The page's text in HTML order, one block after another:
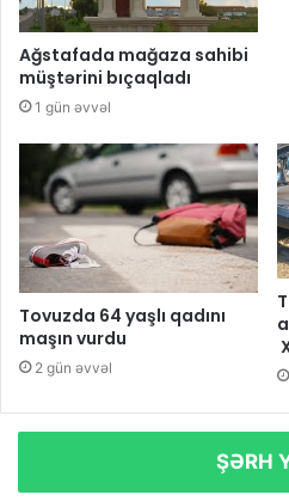
Ağstafada mağaza sahibi
müştərini bıçaqladı
1 gün əvvəl
Tovuzda 64 yaşlı qadını
maşın vurdu
2 gün əvvəl
ŞƏRH